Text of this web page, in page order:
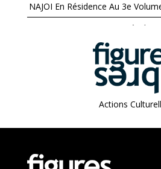
NAJOI En Résidence Au 3e
JASMINE NOT JAFAR En
GEYSIR En Résidence Au 3e
MIRABELLE GILIS En Résidence
Le Plateau EXPLORADIO Aux
“Un Artiste Dans Ma Classe”
(2024)
Actions